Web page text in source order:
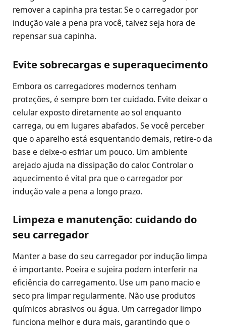
remover a capinha pra testar. Se o carregador por
indução vale a pena pra você, talvez seja hora de
repensar sua capinha.
Evite sobrecargas e superaquecimento
Embora os carregadores modernos tenham
proteções, é sempre bom ter cuidado. Evite deixar o
celular exposto diretamente ao sol enquanto
carrega, ou em lugares abafados. Se você perceber
que o aparelho está esquentando demais, retire-o da
base e deixe-o esfriar um pouco. Um ambiente
arejado ajuda na dissipação do calor. Controlar o
aquecimento é vital pra que o carregador por
indução vale a pena a longo prazo.
Limpeza e manutenção: cuidando do
seu carregador
Manter a base do seu carregador por indução limpa
é importante. Poeira e sujeira podem interferir na
eficiência do carregamento. Use um pano macio e
seco pra limpar regularmente. Não use produtos
químicos abrasivos ou água. Um carregador limpo
funciona melhor e dura mais, garantindo que o